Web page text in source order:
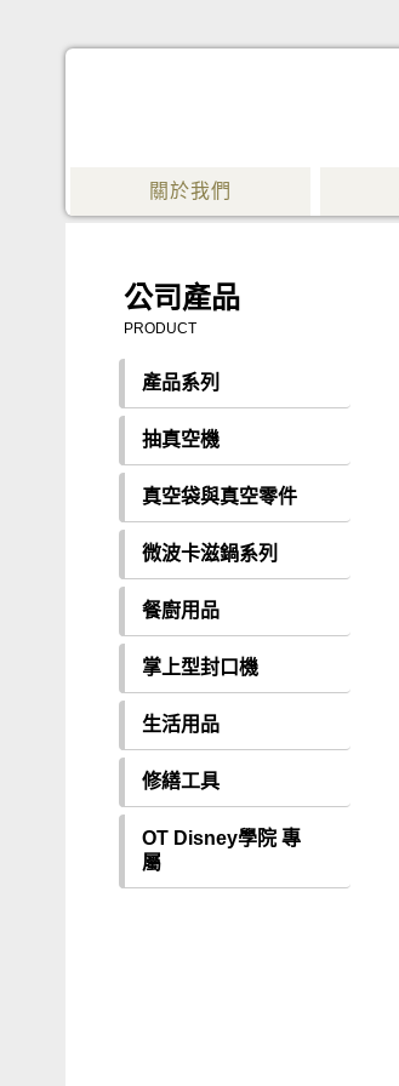
關於我們
公司產品
PRODUCT
產品系列
抽真空機
真空袋與真空零件
微波卡滋鍋系列
餐廚用品
掌上型封口機
生活用品
修繕工具
OT Disney學院 專
屬